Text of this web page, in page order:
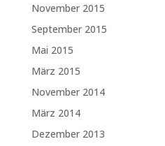
November 2015
September 2015
Mai 2015
März 2015
November 2014
März 2014
Dezember 2013